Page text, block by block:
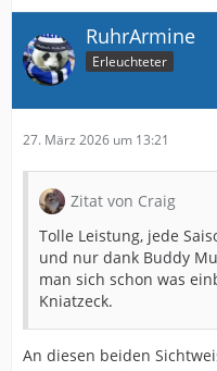
RuhrArmine
Erleuchteter
27. März 2026 um 13:21
Zitat von Craig
Tolle Leistung, jede
und nur dank Buddy
man sich schon was
Kniatzeck.
An diesen beiden